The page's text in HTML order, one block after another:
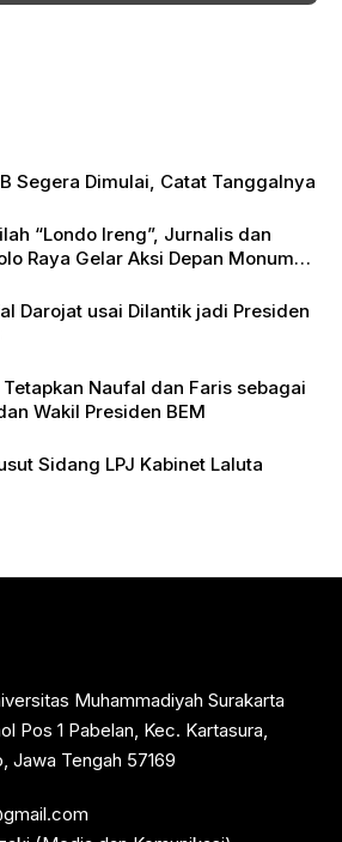
Segera Dimulai, Catat Tanggalnya
“Londo Ireng”, Jurnalis dan
Raya Gelar Aksi Depan Monumen
Darojat usai Dilantik jadi Presiden
Tetapkan Naufal dan Faris sebagai
Wakil Presiden BEM
Sidang LPJ Kabinet Laluta
Muhammadiyah Surakarta
Pos 1 Pabelan, Kec. Kartasura,
Jawa Tengah 57169